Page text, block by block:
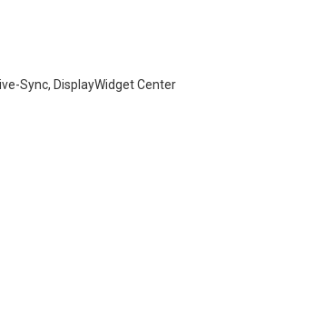
Sync, DisplayWidget Center